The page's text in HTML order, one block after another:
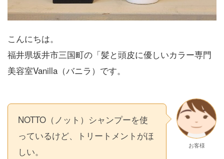
こんにちは。
福井県坂井市三国町の「髪と頭皮に優しいカラー専門
美容室Vanilla（バニラ）です。
NOTTO（ノット）シャンプーを使
っているけど、トリートメントがほ
しい。
お客様